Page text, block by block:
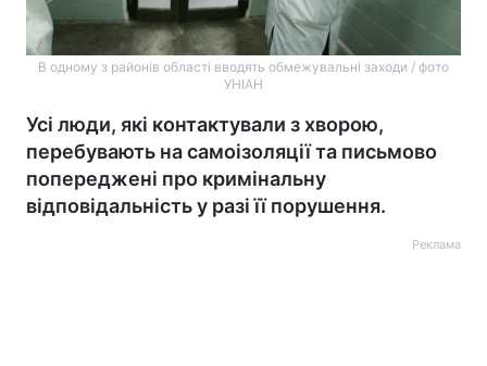
В одному з районів області вводять обмежувальні заходи / фото
УНІАН
Усі люди, які контактували з хворою,
перебувають на самоізоляції та письмово
попереджені про кримінальну
відповідальність у разі її порушення.
Реклама